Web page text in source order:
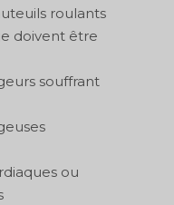
roulants
doivent être
souffrant
ou